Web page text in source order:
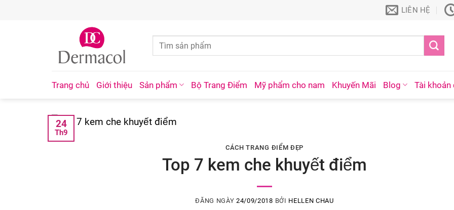
LIÊN HỆ
Trang chủ Giới thiệu Sản phẩm Bộ Trang Điểm Mỹ phẩm cho nam Khuyến Mãi Blog Tài khoản
24
Th9
CÁCH TRANG ĐIỂM ĐẸP
Top 7 kem che khuyết điểm
ĐĂNG NGÀY24/09/2018 BỞI HELLEN CHAU